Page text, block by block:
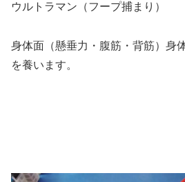
ウルトラマン（フープ捕まり）
身体面（懸垂力・腹筋・背筋）身
を養います。